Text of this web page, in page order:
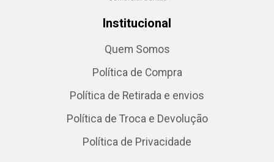
Institucional
Quem Somos
Política de Compra
Política de Retirada e envios
Política de Troca e Devolução
Política de Privacidade